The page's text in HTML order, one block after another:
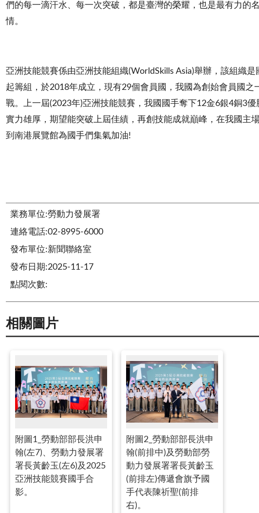
們的每一滴汗水、每一次突破，都是臺灣的榮耀，也是最有力的
情。
亞洲技能競賽係由亞洲技能組織(WorldSkills Asia)舉辦，該組織
起籌組，於2018年成立，現有29個會員國，我國為創始會員國
戰。上一屆(2023年)亞洲技能競賽，我國國手奪下12金6銀4銅3
實力雄厚，期望能突破上屆佳績，再創技能成就巔峰，在我國主
到南港展覽館為國手們集氣加油!
業務單位:勞動力發展署
連絡電話:02-8995-6000
發布單位:新聞聯絡室
發布日期:2025-11-17
點閱次數:
相關圖片
附圖1_勞動部部長洪申
翰(左7)、勞動力發展署
署長黃齡玉(左6)及2025
亞洲技能競賽國手合
影。
附圖2_勞動部部長洪申
翰(前排中)及勞動部勞
動力發展署署長黃齡玉
(前排左)傳遞會旗予國
手代表陳祈聖(前排
右)。